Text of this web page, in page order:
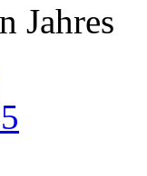
Jahres